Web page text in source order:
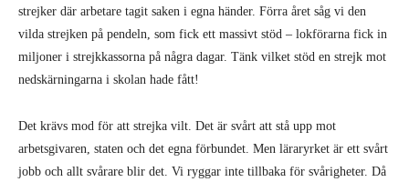
strejker där arbetare tagit saken i egna händer. Förra året såg vi den
vilda strejken på pendeln, som fick ett massivt stöd – lokförarna fick in
miljoner i strejkkassorna på några dagar. Tänk vilket stöd en strejk mot
nedskärningarna i skolan hade fått!
Det krävs mod för att strejka vilt. Det är svårt att stå upp mot
arbetsgivaren, staten och det egna förbundet. Men läraryrket är ett svårt
jobb och allt svårare blir det. Vi ryggar inte tillbaka för svårigheter. Då